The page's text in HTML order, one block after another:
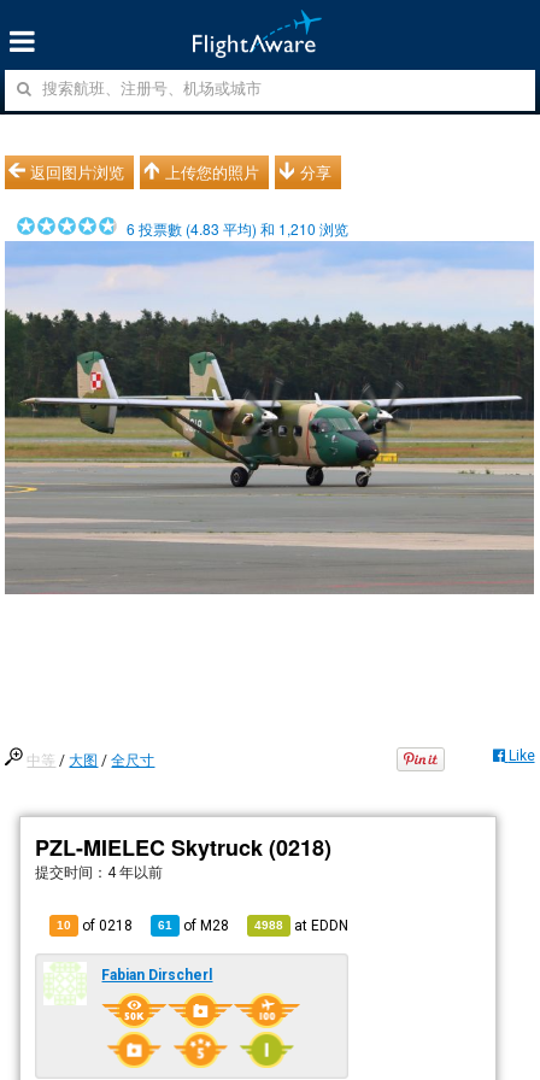
返回图片浏览 上传您的照片 分享
6 投票數 (4.83 平均) 和 1,210 浏览
中等 /大图 /全尺寸 Like
PZL-MIELEC Skytruck (0218)
提交时间： 4 年以前
10 of 0218 61 ofM28 4988 atEDDN
Fabian Dirscherl